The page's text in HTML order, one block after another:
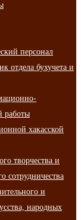
персонал
отдела бухучета и
работы
хакасской
творчества и
сотрудничества
и
народных